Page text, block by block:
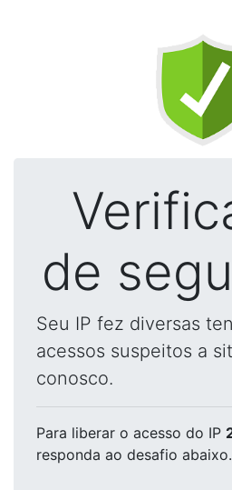
de
Seu IP fez diversas
acessos suspeitos a
conosco.
Para liberar o acesso do IP
responda ao desafio abaixo.